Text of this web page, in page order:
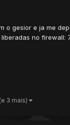
gesior e ja me
no firewall:
(e 3 mais)